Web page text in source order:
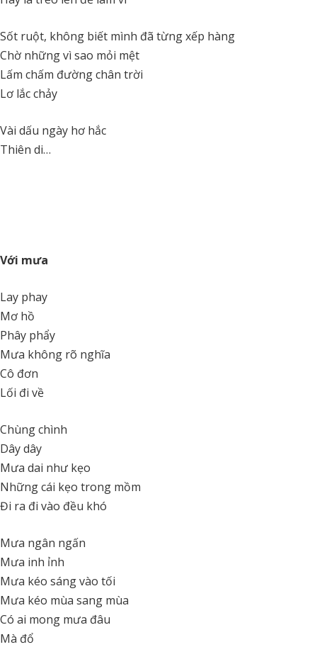
Sốt ruột, không biết mình đã từng xếp hàng
Chờ những vì sao mỏi mệt
Lấm chấm đường chân trời
Lơ lắc chảy
Vài dấu ngày hơ hắc
Thiên di…
Với mưa
Lay phay
Mơ hồ
Phây phẩy
Mưa không rõ nghĩa
Cô đơn
Lối đi về
Chùng chình
Dây dây
Mưa dai như kẹo
Những cái kẹo trong mồm
Đi ra đi vào đều khó
Mưa ngân ngấn
Mưa inh ỉnh
Mưa kéo sáng vào tối
Mưa kéo mùa sang mùa
Có ai mong mưa đâu
Mà đổ